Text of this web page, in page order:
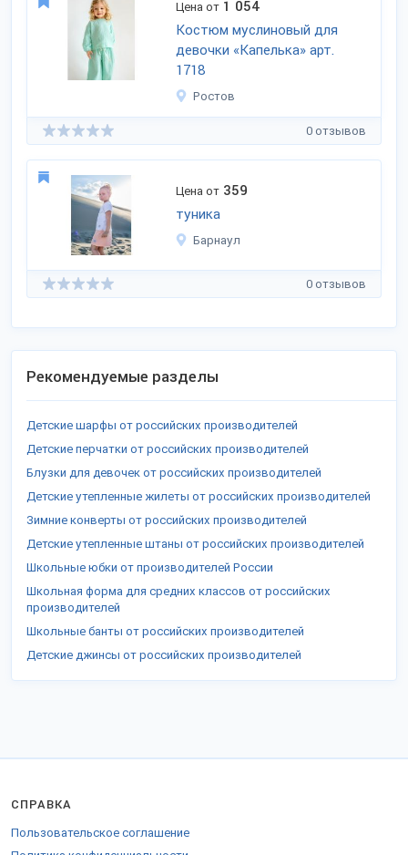
Цена от 1 054
Костюм муслиновый для
девочки «Капелька» арт.
1718
Ростов
0 отзывов
Цена от 359
туника
Барнаул
0 отзывов
Рекомендуемые разделы
Детские шарфы от российских производителей
Детские перчатки от российских производителей
Блузки для девочек от российских производителей
Детские утепленные жилеты от российских производителей
Зимние конверты от российских производителей
Детские утепленные штаны от российских производителей
Школьные юбки от производителей России
Школьная форма для средних классов от российских
производителей
Школьные банты от российских производителей
Детские джинсы от российских производителей
СПРАВКА
Пользовательское соглашение